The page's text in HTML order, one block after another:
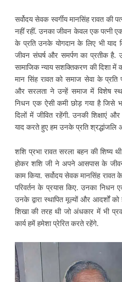
सर्वोदय सेवक स्वर्गीय मानसिंह रावत की
नहीं रहीं. उनका जीवन केवल एक पत्नी
के प्रति उनके योगदान के लिए भी याद
जीवन संघर्ष और समर्पण का प्रतीक है.
सामाजिक न्याय सशक्तिकरण की दिशा में
मान सिंह रावत को समाज सेवा के प्रति
और सरलता ने उन्हें समाज में विशेष
निधन एक ऐसी कमी छोड़ गया है जिसे
दिलों में जीवित रहेंगी. उनकी शिक्षाएं
याद करते हुए हम उनके प्रति श्रद्धांजलि
शशि प्रभा रावत सरला बहन की शिष्य
होकर शशि जी ने अपने आसपास के
काम किया. सर्वोदय सेवक मानसिंह रावत
परिवर्तन के प्रयास किए. उनका निधन
उनके द्वारा स्थापित मूल्यों और आदर्शों
शिखा की तरह थी जो अंधकार में भी
कार्य हमें हमेशा प्रेरित करते रहेंगे.